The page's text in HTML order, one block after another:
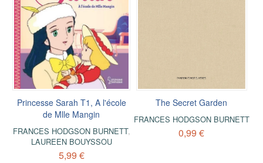
Princesse Sarah T1, A l'école
de Mlle Mangin
FRANCES HODGSON BURNETT,
LAUREEN BOUYSSOU
5,99 €
The Secret Garden
FRANCES HODGSON BURNETT
0,99 €